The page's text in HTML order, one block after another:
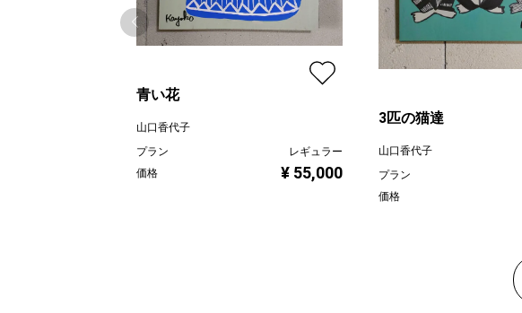
青い花
山口香代子
プラン
レギュラー
価格
¥ 55,000
3匹の猫達
山口香代子
プラン
価格